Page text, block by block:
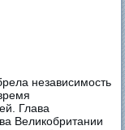
независимость
Глава
Великобритании